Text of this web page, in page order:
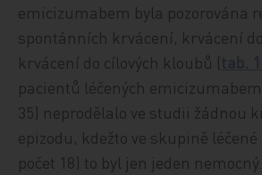
emicizumabem byla pozorována
spontánních krvácení, krvácení
krvácení do cílových kloubů (
pacientů léčených emicizumabem
35) neprodělalo ve studii žádnou
epizodu, kdežto ve skupině léčené
počet 18) to byl jen jeden